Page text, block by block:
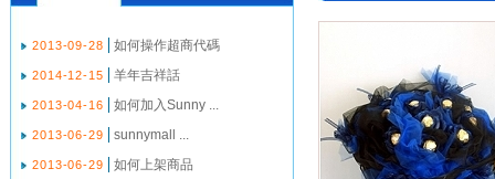
2013-09-28 如何操作超商代碼
2014-12-15 羊年吉祥話
2013-04-16 如何加入Sunny ...
2013-06-29 sunnymall ...
2013-06-29 如何上架商品